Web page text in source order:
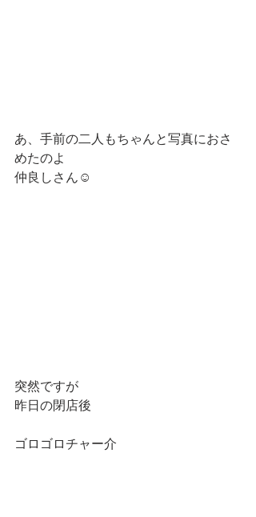
あ、手前の二人もちゃんと写真におさ
めたのよ
仲良しさん☺️
突然ですが
昨日の閉店後
ゴロゴロチャー介